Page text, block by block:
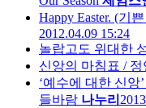
Happy Easter. (기
2012.04.09 15:24
놀랍고도 위대한
신앙의 마침표 / 정
‘예수에 대한 신앙
들바람 나누리